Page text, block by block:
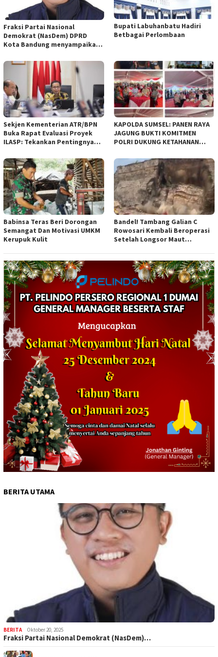
Fraksi Partai Nasional
Demokrat (NasDem) DPRD
Kota Bandung menyampaikan
empat Rancangan Peraturan
Daerah (Raperda) yang
diajukan Pemerintah Kota
Bandung
Bupati Labuhanbatu Hadiri
Betbagai Perlombaan
Sekjen Kementerian ATR/BPN
Buka Rapat Evaluasi Proyek
ILASP: Tekankan Pentingnya
Anggaran
KAPOLDA SUMSEL: PANEN RAYA
JAGUNG BUKTI KOMITMEN
POLRI DUKUNG KETAHANAN
Babinsa Teras Beri Dorongan
Semangat Dan Motivasi UMKM
Kerupuk Kulit
Bandel! Tambang Galian C
Rowosari Kembali Beroperasi
Setelah Longsor Maut
BERITA UTAMA
BERITA Oktober 20, 2025
Fraksi Partai Nasional Demokrat (NasDem)…